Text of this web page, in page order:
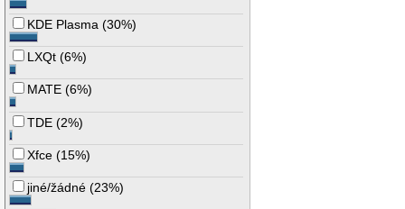
KDE Plasma (30%)
LXQt (6%)
MATE (6%)
TDE (2%)
Xfce (15%)
jiné/žádné (23%)